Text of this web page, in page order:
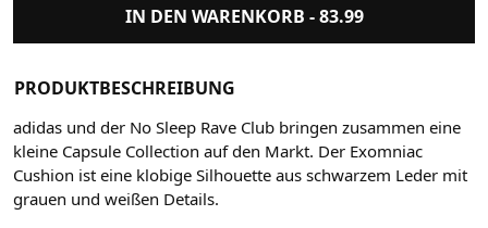
IN DEN WARENKORB -83.99
PRODUKTBESCHREIBUNG
adidas und der No Sleep Rave Club bringen zusammen eine
kleine Capsule Collection auf den Markt. Der Exomniac
Cushion ist eine klobige Silhouette aus schwarzem Leder mit
grauen und weißen Details.